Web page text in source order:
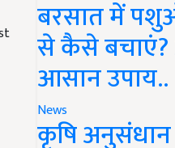
बरसात में
से कैसे बचाएं?
आसान उपाय..
News
कृषि अनुसंधान